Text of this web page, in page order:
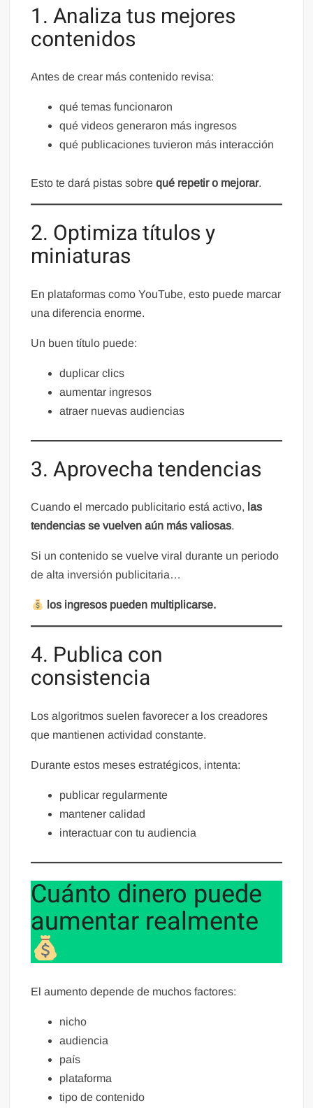
1. Analiza tus mejores
contenidos
Antes de crear más contenido revisa:
qué temas funcionaron
qué videos generaron más ingresos
qué publicaciones tuvieron más interacción
Esto te dará pistas sobrequé repetir o mejorar.
2. Optimiza títulos y
miniaturas
En plataformas como YouTube, esto puede marcar
una diferencia enorme.
Un buen título puede:
duplicar clics
aumentar ingresos
atraer nuevas audiencias
3. Aprovecha tendencias
Cuando el mercado publicitario está activo, las
tendencias se vuelven aún más valiosas.
Si un contenido se vuelve viral durante un periodo
de alta inversión publicitaria…
los ingresos pueden multiplicarse.
4. Publica con
consistencia
Los algoritmos suelen favorecer a los creadores
que mantienen actividad constante.
Durante estos meses estratégicos, intenta:
publicar regularmente
mantener calidad
interactuar con tu audiencia
Cuánto dinero puede
aumentar realmente
El aumento depende de muchos factores:
nicho
audiencia
país
plataforma
tipo de contenido